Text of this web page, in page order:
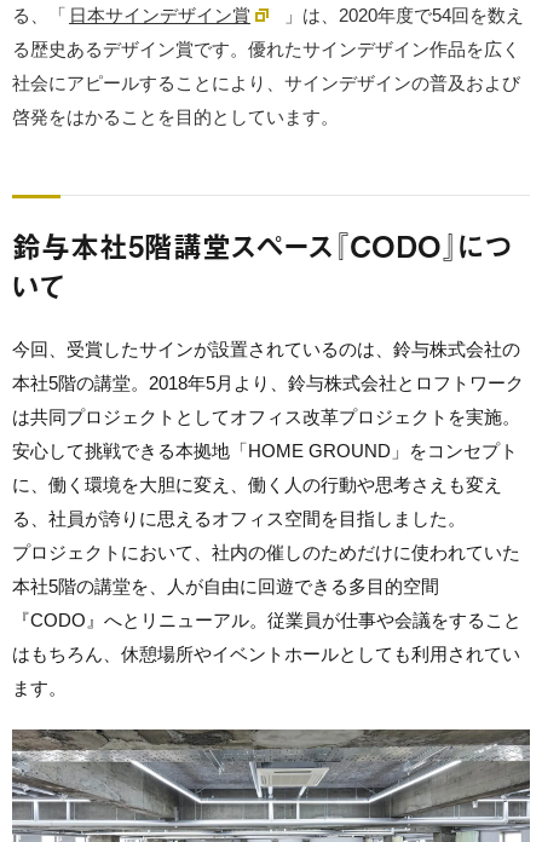
る、「 日本サインデザイン賞
」は、2020年度で54回を数え
る歴史あるデザイン賞です。優れたサインデザイン作品を広く
社会にアピールすることにより、サインデザインの普及および
啓発をはかることを目的としています。
鈴与本社5階講堂スペース『CODO』につ
いて
今回、受賞したサインが設置されているのは、鈴与株式会社の
本社5階の講堂。2018年5月より、鈴与株式会社とロフトワーク
は共同プロジェクトとしてオフィス改革プロジェクトを実施。
安心して挑戦できる本拠地「HOME GROUND」をコンセプト
に、働く環境を⼤胆に変え、働く人の⾏動や思考さえも変え
る、社員が誇りに思えるオフィス空間を目指しました。
プロジェクトにおいて、社内の催しのためだけに使われていた
本社5階の講堂を、人が自由に回遊できる多目的空間
『CODO』へとリニューアル。従業員が仕事や会議をすること
はもちろん、休憩場所やイベントホールとしても利用されてい
ます。